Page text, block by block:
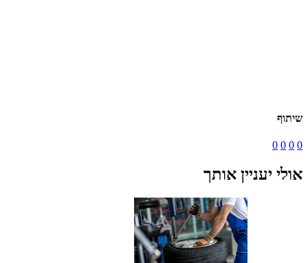
שיתוף
0
0
0
0
אולי יעניין אותך